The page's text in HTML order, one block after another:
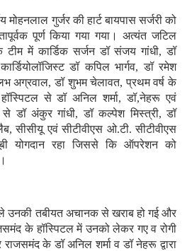
मोहनलाल गुर्जर की हार्ट बायपास सर्जरी को
पूर्ण किया गया गया। अत्यंत जटिल
टीम में कार्डिक सर्जन डॉ संजय गांधी, डॉ
डॉ कपिल भार्गव, डॉ रमेश
अग्रवाल, डॉ शुभम चेलावत, प्रथम वर्ष के
से डॉ अनिल शर्मा, डॉ,नेहरू एवं
से डॉ अंकुर गांधी, डॉ कल्पेश मिस्त्री, डॉ
सीसीयू एवं सीटीवीएस ओ.टी. सीटीवीएस
योगदान रहा जिससे कि ऑपरेशन को
उनकी तबीयत अचानक से खराब हो गई और
के हॉस्पिटल में उनको लेकर गए व रोगी
के डॉ अनिल शर्मा व डॉ नेहरू द्वारा